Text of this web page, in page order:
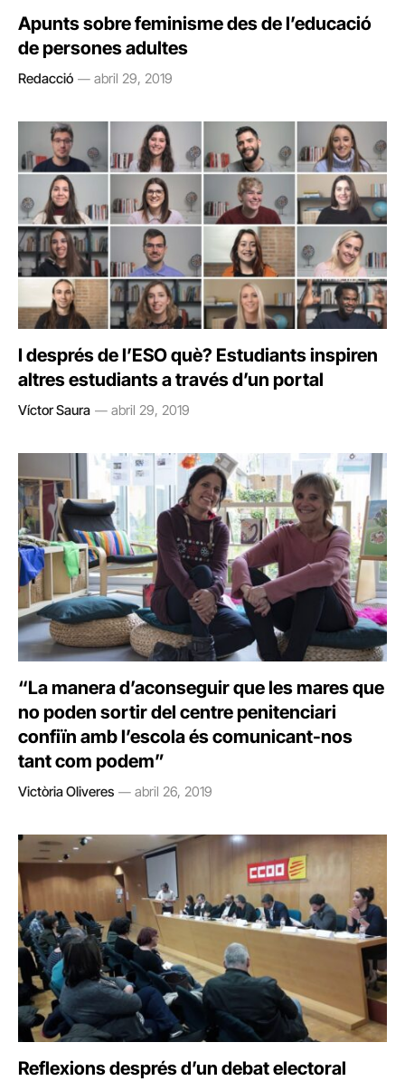
Apunts sobre feminisme des de l’educació
de persones adultes
Redacció abril 29, 2019
I després de l’ESO què? Estudiants inspiren
altres estudiants a través d’un portal
Víctor Saura abril 29, 2019
“La manera d’aconseguir que les mares que
no poden sortir del centre penitenciari
confiïn amb l’escola és comunicant-nos
tant com podem”
Victòria Oliveres abril 26, 2019
Reflexions després d’un debat electoral